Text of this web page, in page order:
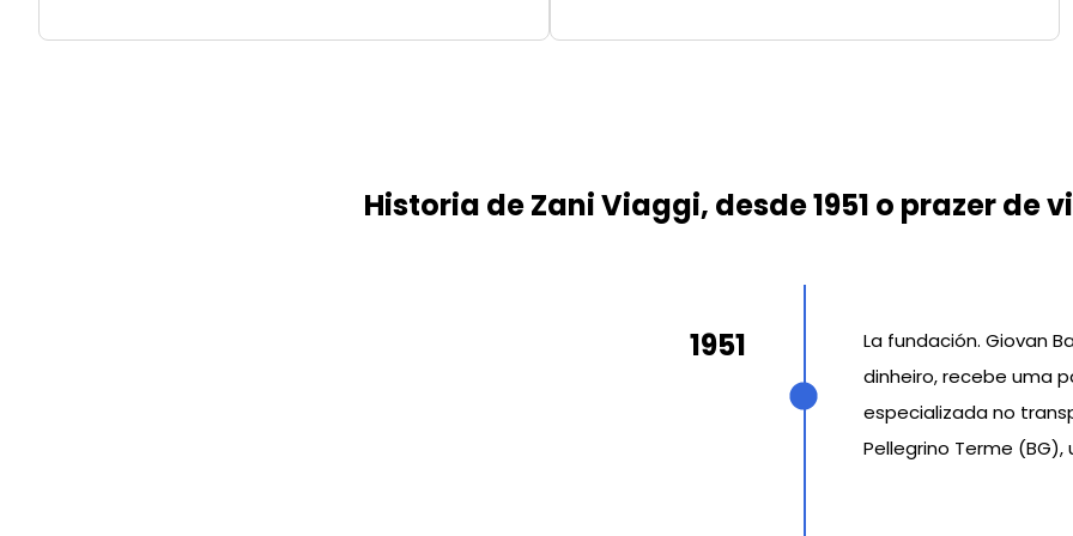
Historia de Zani Viaggi, desde 1951 o prazer de
1951
La fundación. Giovan
dinheiro, recebe uma
especializada no
Pellegrino Terme